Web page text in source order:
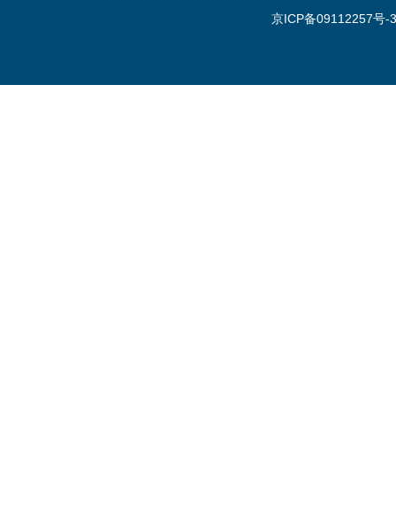
京ICP备09112257号-